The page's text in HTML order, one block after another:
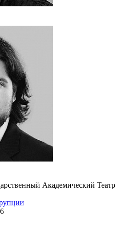
Академический Театр